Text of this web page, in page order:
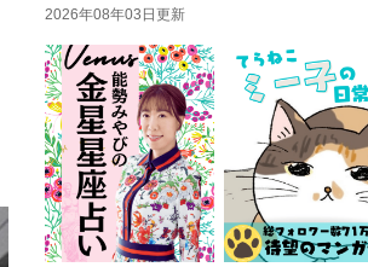
2026年08年03日更新